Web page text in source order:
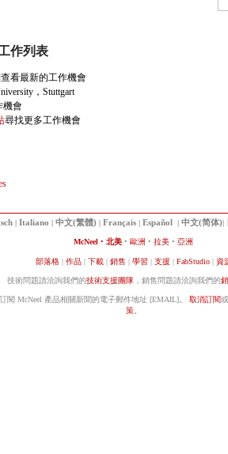
作列表
看最新的工作機會
，Stuttgart
機會
尋找更多工作機會
| Italiano | 中文(繁體) | Français| Español | 中文(简体)|
McNeel • 北美 • 歐洲 • 拉美 • 亞洲
部落格| 作品| 下載| 銷售 | 學習 | 支援 | FabStudio| 資
技術問題請洽詢我們的技術支援團隊 ，銷售問題請洽詢我們的
閱 McNeel 產品相關新聞的電子郵件地址 [EMAIL]。 取消訂閱或
策。